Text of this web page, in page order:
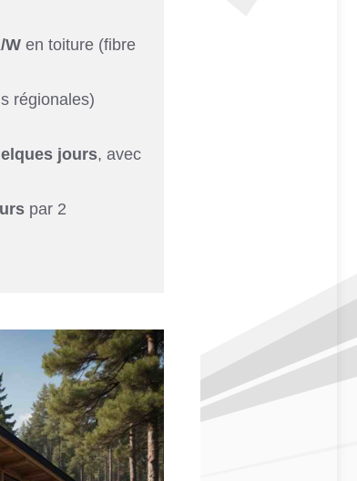
W en toiture (fibre
régionales)
jours, avec
par 2